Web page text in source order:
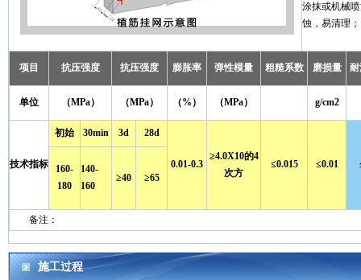
涂抹或机械
蚀，易清理
项目 抗压强度 抗压强度 膨胀率 弹性模量 粗糙系数 磨损量
单位 （MPa） （MPa） （%） （MPa） g/cm2
技术指标
初始 30min 3d 28d
0.01-0.3
≥4.0X10的4
次方
≤0.015 ≤0.01
160-
180
140-
160
≥40 ≥65
备注：
施工过程